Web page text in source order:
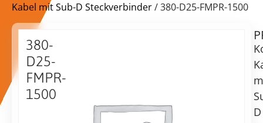
Kabel mit Sub-D Steckverbinder/ 380-D25-FMPR-1500
380-
D25-
FMPR-
1500
$
Lieferzeit:
D